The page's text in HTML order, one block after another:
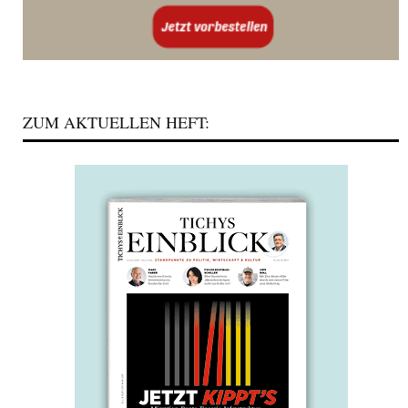
ZUM AKTUELLEN HEFT: